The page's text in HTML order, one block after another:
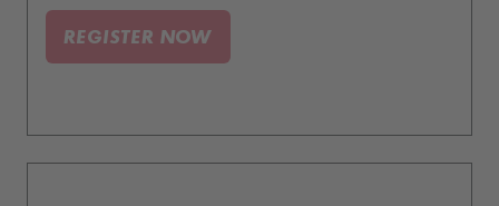
REGISTER NOW